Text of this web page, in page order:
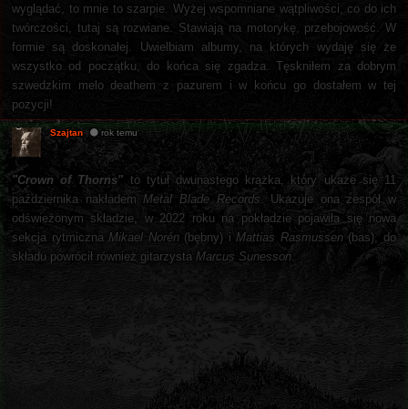
wyglądać, to mnie to szarpie. Wyżej wspomniane wątpliwości, co do ich
twórczości, tutaj są rozwiane. Stawiają na motorykę, przebojowość. W
formie są doskonałej. Uwielbiam albumy, na których wydaję się że
wszystko od początku, do końca się zgadza. Tęskniłem za dobrym
szwedzkim melo deathem z pazurem i w końcu go dostałem w tej
pozycji!
Szajtan rok temu
"Crown of Thorns" to tytuł dwunastego krążka, który ukaże się 11
października nakładem Metal Blade Records . Ukazuje ona zespół w
odświeżonym składzie, w 2022 roku na pokładzie pojawiła się nowa
sekcja rytmiczna Mikael Norén(bębny) i Mattias Rasmussen(bas), do
składu powrócił również gitarzysta Marcus Sunesson